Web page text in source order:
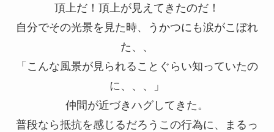
頂上だ！頂上が見えてきたのだ！
自分でその光景を見た時、うかつにも涙がこぼれ
た、、
「こんな風景が見られることぐらい知っていたの
に、、、」
仲間が近づきハグしてきた。
普段なら抵抗を感じるだろうこの行為に、まるっ